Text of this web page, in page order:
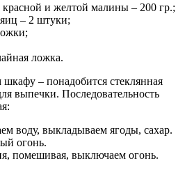
и желтой малины – 200 гр.;
– 2 штуки;
ложка.
шкафу – понадобится стеклянная
выпечки. Последовательность
воду, выкладываем ягоды, сахар.
огонь.
помешивая, выключаем огонь.